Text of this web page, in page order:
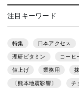
注目キーワード
特集 日本アクセス
理研ビタミン コーヒ
値上げ 業務用
〔熊本地震影響〕 チ